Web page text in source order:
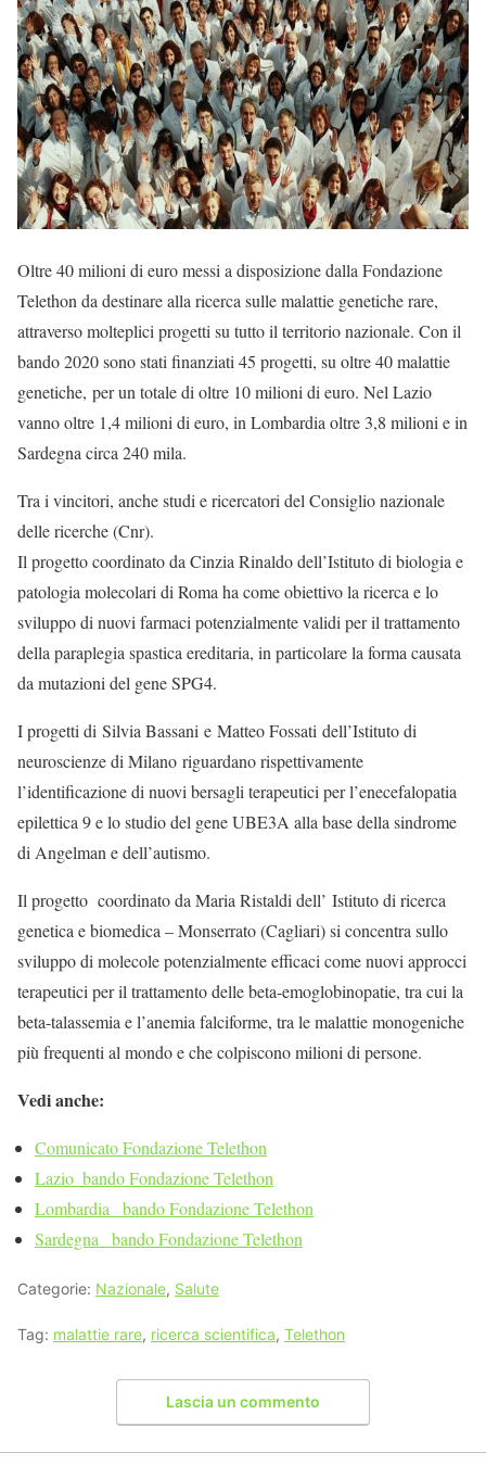
Oltre 40 milioni di euro messi a disposizione dalla Fondazione
Telethon da destinare alla ricerca sulle malattie genetiche rare,
attraverso molteplici progetti su tutto il territorio nazionale. Con il
bando 2020 sono stati finanziati 45 progetti, su oltre 40 malattie
genetiche, per un totale di oltre 10 milioni di euro. Nel Lazio
vanno oltre 1,4 milioni di euro, in Lombardia oltre 3,8 milioni e in
Sardegna circa 240 mila.
Tra i vincitori, anche studi e ricercatori del Consiglio nazionale
delle ricerche (Cnr).
Il progetto coordinato da Cinzia Rinaldo dell’Istituto di biologia e
patologia molecolari di Roma ha come obiettivo la ricerca e lo
sviluppo di nuovi farmaci potenzialmente validi per il trattamento
della paraplegia spastica ereditaria, in particolare la forma causata
da mutazioni del gene SPG4.
I progetti di Silvia Bassani e Matteo Fossati dell’Istituto di
neuroscienze di Milano riguardano rispettivamente
l’identificazione di nuovi bersagli terapeutici per l’enecefalopatia
epilettica 9 e lo studio del gene UBE3A alla base della sindrome
di Angelman e dell’autismo.
Il progetto coordinato da Maria Ristaldi dell’ Istituto di ricerca
genetica e biomedica – Monserrato (Cagliari) si concentra sullo
sviluppo di molecole potenzialmente efficaci come nuovi approcci
terapeutici per il trattamento delle beta-emoglobinopatie, tra cui la
beta-talassemia e l’anemia falciforme, tra le malattie monogeniche
più frequenti al mondo e che colpiscono milioni di persone.
Vedi anche:
Comunicato Fondazione Telethon
Lazio_bando Fondazione Telethon
Lombardia _bando Fondazione Telethon
Sardegna _bando Fondazione Telethon
Categorie: Nazionale, Salute
Tag: malattie rare, ricerca scientifica, Telethon
Lascia un commento